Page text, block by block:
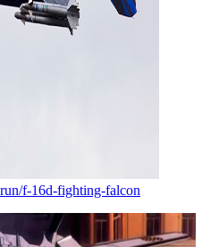
f-16d-fighting-falcon